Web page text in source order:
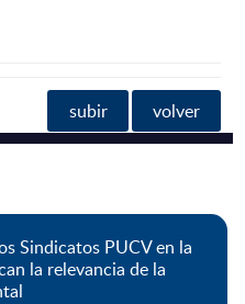
subir volver
Sindicatos PUCV en la
la relevancia de la